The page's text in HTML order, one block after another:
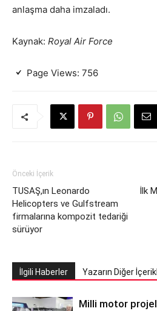
anlaşma daha imzaladı.
Kaynak: Royal Air Force
Page Views: 756
Önceki İçerik
TUSAŞ,ın Leonardo
Helicopters ve Gulfstream
firmalarına kompozit tedariği
sürüyor
İlk
İlgili Haberler Yazarın Diğer
Milli motor